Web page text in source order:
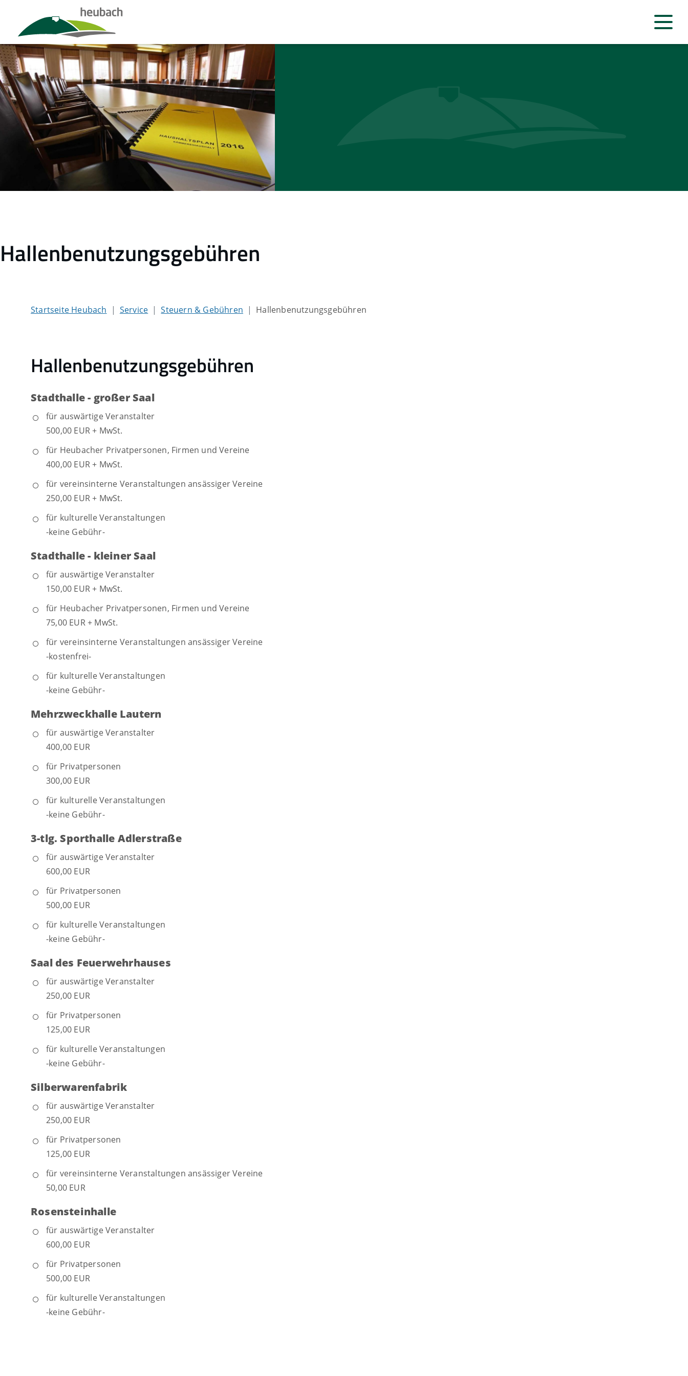
Hallenbenutzungsgebühren
Startseite Heubach Service Steuern & Gebühren Hallenbenutzungsgebühren
Hallenbenutzungsgebühren
Stadthalle - großer Saal
für auswärtige Veranstalter
500,00 EUR + MwSt.
für Heubacher Privatpersonen, Firmen und Vereine
400,00 EUR + MwSt.
für vereinsinterne Veranstaltungen ansässiger Vereine
250,00 EUR + MwSt.
für kulturelle Veranstaltungen
-keine Gebühr-
Stadthalle - kleiner Saal
für auswärtige Veranstalter
150,00 EUR + MwSt.
für Heubacher Privatpersonen, Firmen und Vereine
75,00 EUR + MwSt.
für vereinsinterne Veranstaltungen ansässiger Vereine
-kostenfrei-
für kulturelle Veranstaltungen
-keine Gebühr-
Mehrzweckhalle Lautern
für auswärtige Veranstalter
400,00 EUR
für Privatpersonen
300,00 EUR
für kulturelle Veranstaltungen
-keine Gebühr-
3-tlg. Sporthalle Adlerstraße
für auswärtige Veranstalter
600,00 EUR
für Privatpersonen
500,00 EUR
für kulturelle Veranstaltungen
-keine Gebühr-
Saal des Feuerwehrhauses
für auswärtige Veranstalter
250,00 EUR
für Privatpersonen
125,00 EUR
für kulturelle Veranstaltungen
-keine Gebühr-
Silberwarenfabrik
für auswärtige Veranstalter
250,00 EUR
für Privatpersonen
125,00 EUR
für vereinsinterne Veranstaltungen ansässiger Vereine
50,00 EUR
Rosensteinhalle
für auswärtige Veranstalter
600,00 EUR
für Privatpersonen
500,00 EUR
für kulturelle Veranstaltungen
-keine Gebühr-